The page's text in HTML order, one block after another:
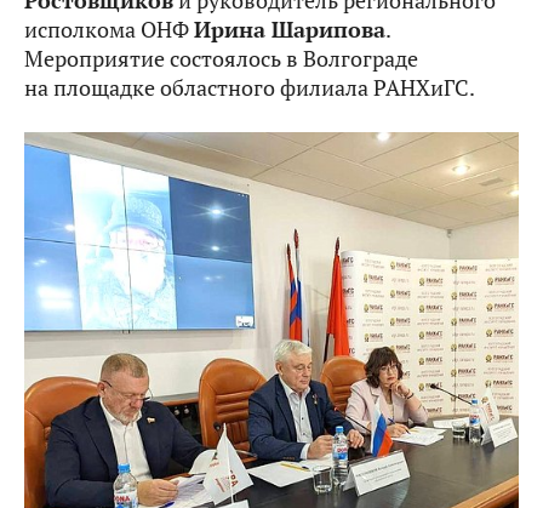
исполкома ОНФИрина Шарипова.
Мероприятие состоялось в Волгограде
на площадке областного филиала РАНХиГС.